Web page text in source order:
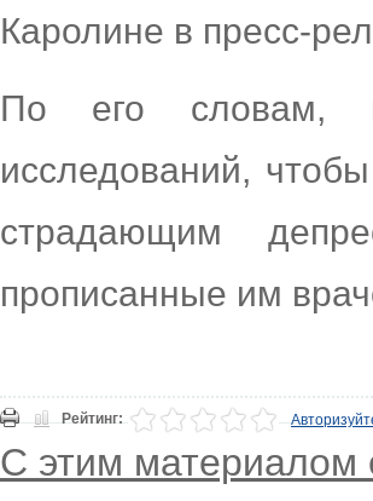
Каролине в пресс-
По его словам,
исследований,
страдающим
прописанные им
Рейтинг:
С этим материалом